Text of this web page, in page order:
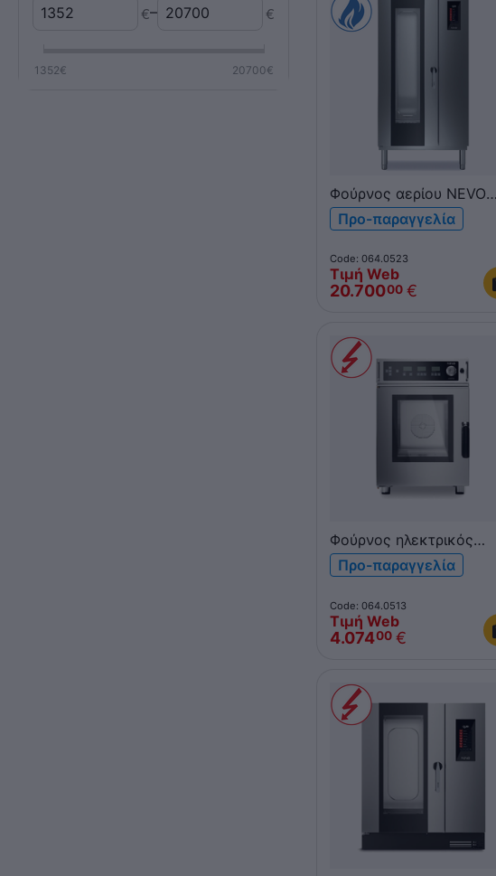
Φούρνος αερίου NEVO
Qubi 20xGN 1/1 QUBI20G
Προ-παραγγελία
Code: 064.0523
Τιμή Web
20.70000 €
Φούρνος ηλεκτρικός
NEVO Pratika Kompact
6xGN 2/3 FDEK0623P
Προ-παραγγελία
Code: 064.0513
Τιμή Web
4.07400 €
€– €
1352€ 20700€